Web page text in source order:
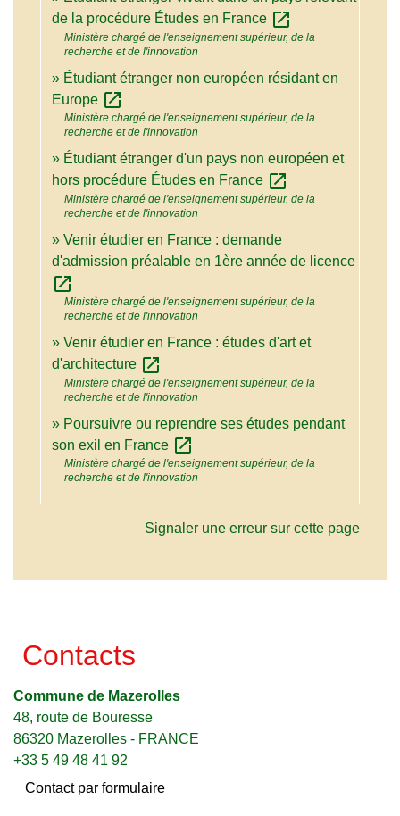
de la procédure Études en France open_in_new
Ministère chargé de l'enseignement supérieur, de la
recherche et de l'innovation
Étudiant étranger non européen résidant en
Europe open_in_new
Ministère chargé de l'enseignement supérieur, de la
recherche et de l'innovation
Étudiant étranger d'un pays non européen et
hors procédure Études en France open_in_new
Ministère chargé de l'enseignement supérieur, de la
recherche et de l'innovation
Venir étudier en France : demande
d'admission préalable en 1ère année de licence
open_in_new
Ministère chargé de l'enseignement supérieur, de la
recherche et de l'innovation
Venir étudier en France : études d'art et
d'architecture open_in_new
Ministère chargé de l'enseignement supérieur, de la
recherche et de l'innovation
Poursuivre ou reprendre ses études pendant
son exil en France open_in_new
Ministère chargé de l'enseignement supérieur, de la
recherche et de l'innovation
Signaler une erreur sur cette page
Contacts
Commune de Mazerolles
48, route de Bouresse
86320 Mazerolles - FRANCE
+33 5 49 48 41 92
Contact par formulaire